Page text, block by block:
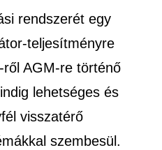
rendszerét egy
teljesítményre
AGM-re történő
lehetséges és
visszatérő
szembesül.